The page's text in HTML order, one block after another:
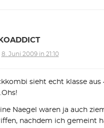
8. Juni 2009 in 21:10
sieht echt klasse aus
Naegel waren ja auch
nachdem ich gemeint